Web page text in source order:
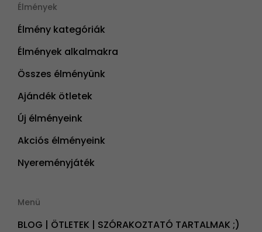
Élmények
Élmény kategóriák
Élmények alkalmakra
Összes élményünk
Ajándék ötletek
Új élményeink
Akciós élményeink
Nyereményjáték
Menü
BLOG | ÖTLETEK | SZÓRAKOZTATÓ TARTALMAK ;)